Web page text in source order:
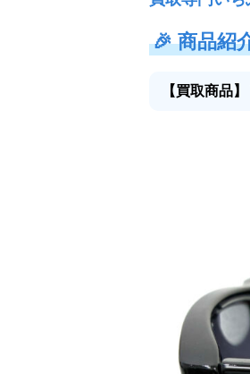
🎉商品紹
【買取商品